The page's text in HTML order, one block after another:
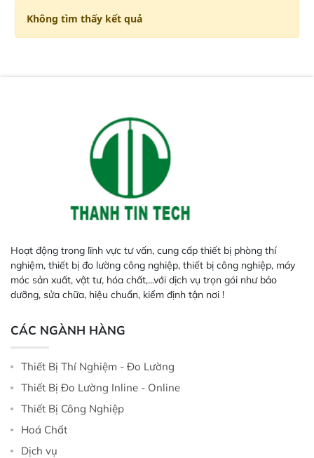
Không tìm thấy kết quả
Hoạt động trong lĩnh vực tư vấn, cung cấp thiết bị phòng thí
nghiệm, thiết bị đo lường công nghiệp, thiết bị công nghiệp, máy
móc sản xuất, vật tư, hóa chất,...với dịch vụ trọn gói như bảo
dưỡng, sửa chữa, hiệu chuẩn, kiểm định tận nơi !
CÁC NGÀNH HÀNG
Thiết Bị Thí Nghiệm - Đo Lường
Thiết Bị Đo Lường Inline - Online
Thiết Bị Công Nghiệp
Hoá Chất
Dịch vụ